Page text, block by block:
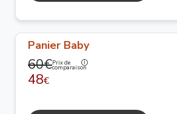
Panier Baby
60€Prix de
comparaison
48€